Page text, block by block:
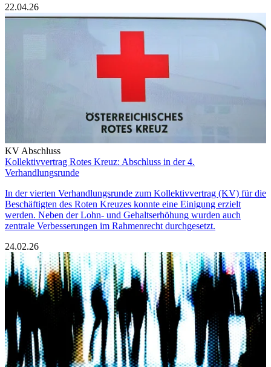
22.04.26
KV Abschluss
Kollektivvertrag Rotes Kreuz: Abschluss in der 4.
Verhandlungsrunde
In der vierten Verhandlungsrunde zum Kollektivvertrag (KV) für die
Beschäftigten des Roten Kreuzes konnte eine Einigung erzielt
werden. Neben der Lohn- und Gehaltserhöhung wurden auch
zentrale Verbesserungen im Rahmenrecht durchgesetzt.
24.02.26